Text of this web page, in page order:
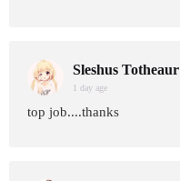
Sleshus Totheaur
1 day age
top job....thanks